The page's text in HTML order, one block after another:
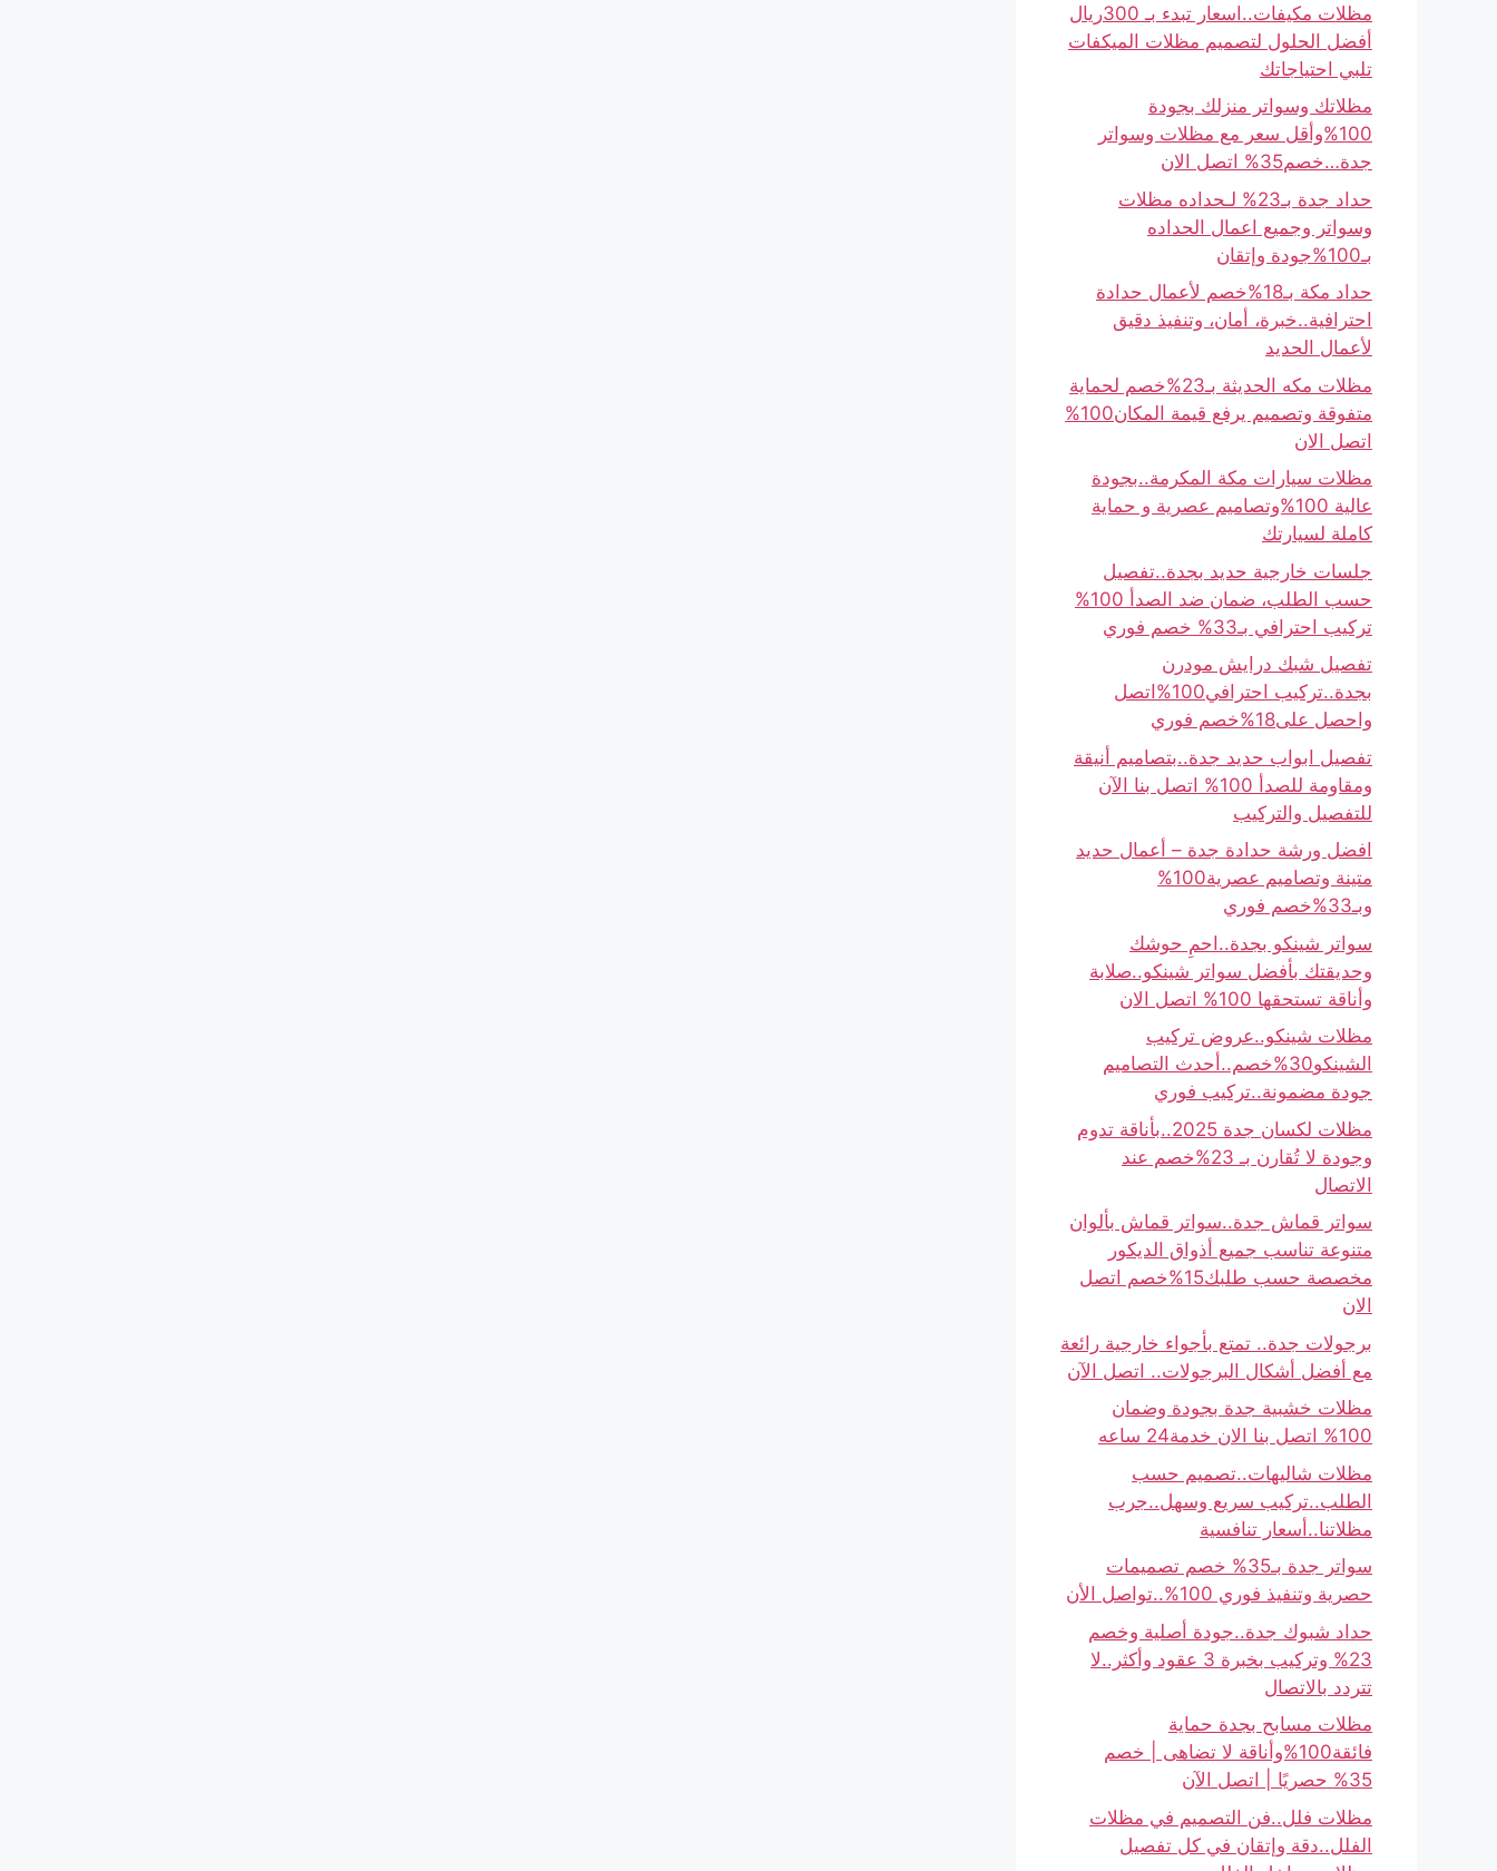
مظلات مكيفات..اسعار تبدء بـ 300ريال
أفضل الحلول لتصميم مظلات الميكفات
تلبي احتياجاتك
مظلاتك وسواتر منزلك بجودة
100%وأقل سعر مع مظلات وسواتر
جدة…خصم35% اتصل الان
حداد جدة بـ23% لـحداده مظلات
وسواتر وجميع اعمال الحداده
بـ100%جودة وإتقان
حداد مكة بـ18%خصم لأعمال حدادة
احترافية..خبرة، أمان، وتنفيذ دقيق
لأعمال الحديد
مظلات مكه الحديثة بـ23%خصم لحماية
متفوقة وتصميم يرفع قيمة المكان100%
اتصل الان
مظلات سيارات مكة المكرمة..بجودة
عالية 100%وتصاميم عصرية و حماية
كاملة لسيارتك
جلسات خارجية حديد بجدة..تفصيل
حسب الطلب، ضمان ضد الصدأ 100%
تركيب احترافي بـ33% خصم فوري
تفصيل شبك درايش مودرن
بجدة..تركيب احترافي100%اتصل
واحصل على18%خصم فوري
تفصيل ابواب حديد جدة..بتصاميم أنيقة
ومقاومة للصدأ 100% اتصل بنا الآن
للتفصيل والتركيب
افضل ورشة حدادة جدة – أعمال حديد
متينة وتصاميم عصرية100%
وبـ33%خصم فوري
سواتر شينكو بجدة..احمِ حوشك
وحديقتك بأفضل سواتر شينكو..صلابة
وأناقة تستحقها 100% اتصل الان
مظلات شينكو..عروض تركيب
الشينكو30%خصم..أحدث التصاميم
جودة مضمونة..تركيب فوري
مظلات لكسان جدة 2025..بأناقة تدوم
وجودة لا تُقارن بـ 23%خصم عند
الاتصال
سواتر قماش جدة..سواتر قماش بألوان
متنوعة تناسب جميع أذواق الديكور
مخصصة حسب طلبك15%خصم اتصل
الان
برجولات جدة.. تمتع بأجواء خارجية رائعة
مع أفضل أشكال البرجولات.. اتصل الآن
مظلات خشبية جدة بجودة وضمان
100% اتصل بنا الان خدمة24 ساعه
مظلات شاليهات..تصميم حسب
الطلب..تركيب سريع وسهل..جرب
مظلاتنا..أسعار تنافسية
سواتر جدة بـ35% خصم تصميمات
حصرية وتنفيذ فوري 100%..تواصل الأن
حداد شبوك جدة..جودة أصلية وخصم
23% وتركيب بخبرة 3 عقود وأكثر..لا
تتردد بالاتصال
مظلات مسابح بجدة حماية
فائقة100%وأناقة لا تضاهى | خصم
35% حصريًا | اتصل الآن
مظلات فلل..فن التصميم في مظلات
الفلل..دقة وإتقان في كل تفصيل